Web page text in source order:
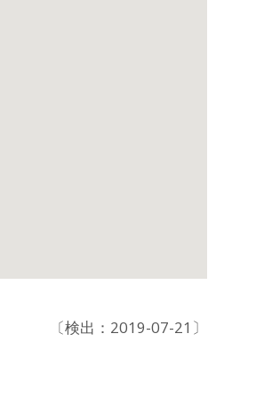
〔検出：2019-07-21〕